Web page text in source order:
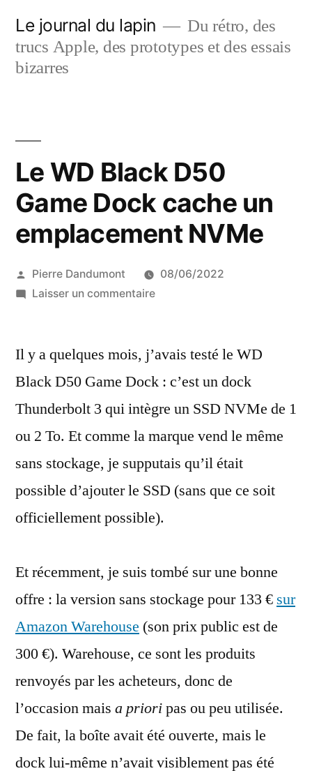
contenu
Le journal du lapin
Du rétro, des
trucs Apple, des prototypes et des essais
bizarres
Le WD Black D50
Game Dock cache un
emplacement NVMe
Publié
par
Pierre Dandumont
08/06/2022
Laisser un commentairesur
Black
Game
Dock
emplacement
NVMe
Il y a quelques mois, j’avais testé le WD
Black D50 Game Dock : c’est un dock
Thunderbolt 3 qui intègre un SSD NVMe de 1
ou 2 To. Et comme la marque vend le même
sans stockage, je supputais qu’il était
possible d’ajouter le SSD (sans que ce soit
officiellement possible).
Et récemment, je suis tombé sur une bonne
offre : la version sans stockage pour 133 € sur
Amazon Warehouse (son prix public est de
300 €). Warehouse, ce sont les produits
renvoyés par les acheteurs, donc de
l’occasion mais a prioripas ou peu utilisée.
De fait, la boîte avait été ouverte, mais le
dock lui-même n’avait visiblement pas été